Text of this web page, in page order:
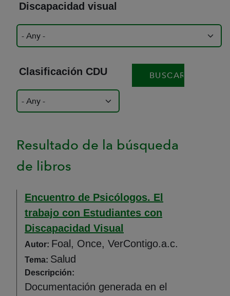
Discapacidad visual
Clasificación CDU
Resultado de la búsqueda
de libros
Encuentro de Psicólogos. El
trabajo con Estudiantes con
Discapacidad Visual
Autor: Foal, Once, VerContigo.a.c.
Tema: Salud
Descripción:
Documentación generada en el